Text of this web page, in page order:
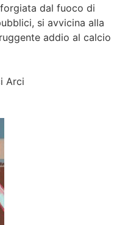
forgiata dal fuoco di
si avvicina alla
addio al calcio
Arci